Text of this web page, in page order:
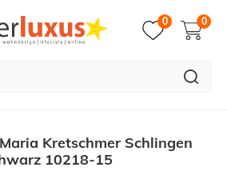
0 0
Kretschmer Schlingen
10218-15